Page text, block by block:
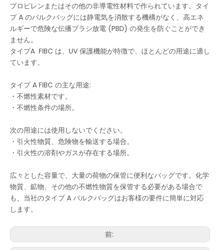
プロピレンまたはその他の非導電性材料で作られています。タイ
プ A のバルクバッグには静電気を消散する機構がなく、高エネ
ルギーで危険な伝播ブラシ放電 (PBD) の発生を防ぐことができ
ません。
タイプA FIBC は、UV 保護機能が特徴で、ほとんどの用途に適し
ています。
タイプ A FIBC の主な用途:
・不燃性素材です。
・不燃性条件の場所。
次の用途には使用しないでください。
・引火性物質、危険物を輸送する場合。
・引火性の溶剤やガスが存在する場所。
広々とした容量で、大量の荷物の保管に便利なバッグです。化学
物質、鉱物、その他の不燃性物質を保管する必要がある場合で
も、当社のタイプ A バルクバッグはお客様の要件に簡単に対応
します。
前: